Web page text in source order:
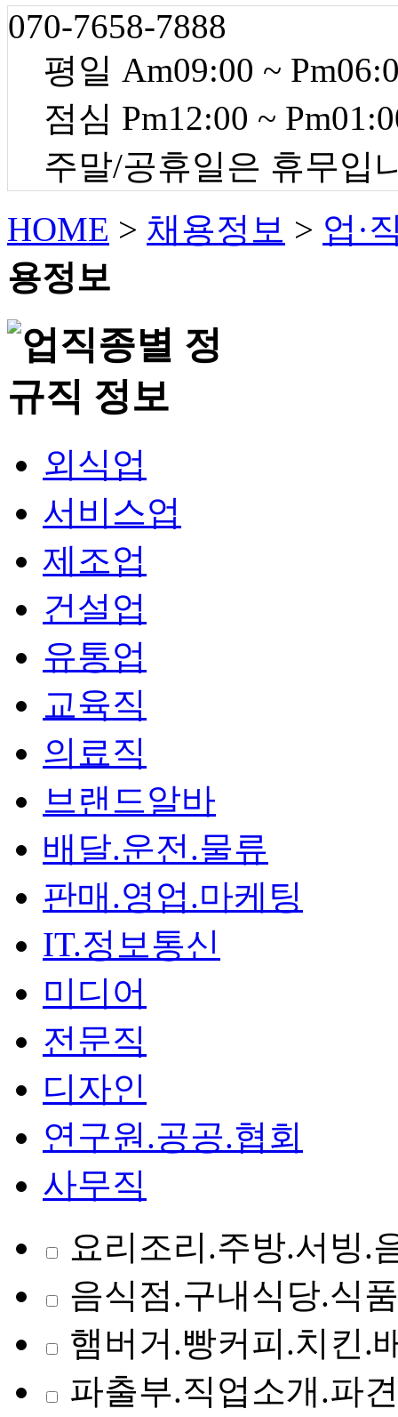
070-7658-7888
평일 Am09:00 ~
점심 Pm12:00 ~
주말/공휴일은 휴무입
HOME > 채용정보 > 업·
용정보
외식업
서비스업
제조업
건설업
유통업
교육직
의료직
브랜드알바
배달.운전.물류
판매.영업.마케팅
IT.정보통신
미디어
전문직
디자인
연구원.공공.협회
사무직
요리조리.주방.서빙.
음식점.구내식당.식품
햄버거.빵커피.치킨.
파출부.직업소개.파견